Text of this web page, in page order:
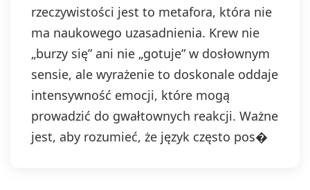
rzeczywistości jest to metafora, która nie
ma naukowego uzasadnienia. Krew nie
„burzy się” ani nie „gotuje” w dosłownym
sensie, ale wyrażenie to doskonale oddaje
intensywność emocji, które mogą
prowadzić do gwałtownych reakcji. Ważne
jest, aby rozumieć, że język często pos�